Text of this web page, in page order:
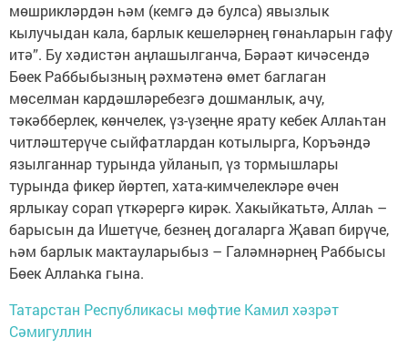
мөшрикләрдән һәм (кемгә дә булса) явызлык
кылучыдан кала, барлык кешеләрнең гөнаһларын гафу
итә”. Бу хәдистән аңлашылганча, Бәраәт кичәсендә
Бөек Раббыбызның рәхмәтенә өмет баглаган
мөселман кардәшләребезгә дошманлык, ачу,
тәкәбберлек, көнчелек, үз-үзеңне ярату кебек Аллаһтан
читләштерүче сыйфатлардан котылырга, Коръәндә
язылганнар турында уйланып, үз тормышлары
турында фикер йөртеп, хата-кимчелекләре өчен
ярлыкау сорап үткәрергә кирәк. Хакыйкатьтә, Аллаһ –
барысын да Ишетүче, безнең догаларга Җавап бирүче,
һәм барлык мактауларыбыз – Галәмнәрнең Раббысы
Бөек Аллаһка гына.
Татарстан Республикасы мөфтие Камил хәзрәт
Сәмигуллин